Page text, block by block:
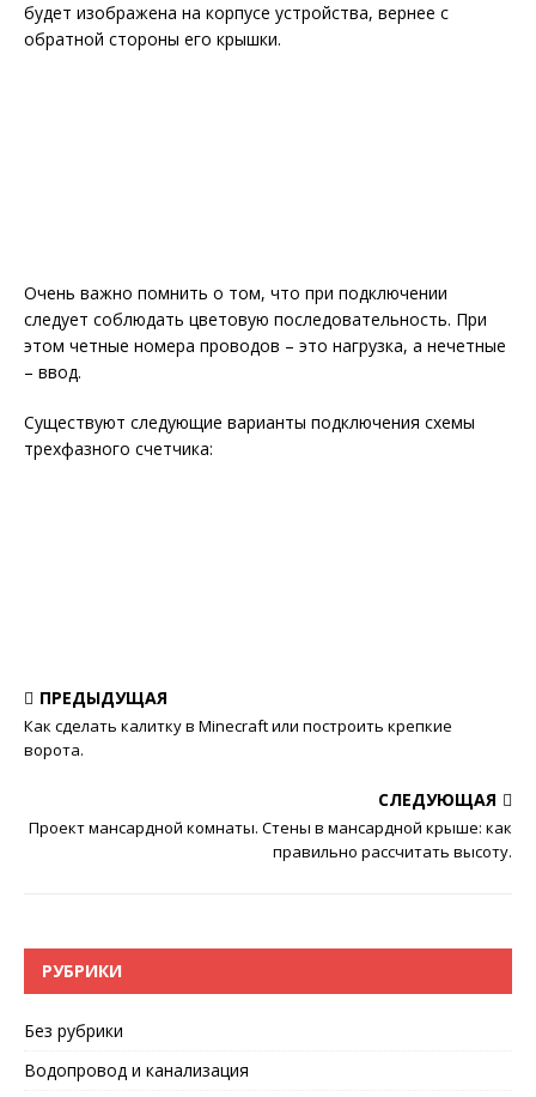
будет изображена на корпусе устройства, вернее с
обратной стороны его крышки.
Очень важно помнить о том, что при подключении
следует соблюдать цветовую последовательность. При
этом четные номера проводов – это нагрузка, а нечетные
– ввод.
Существуют следующие варианты подключения схемы
трехфазного счетчика:
ПРЕДЫДУЩАЯ
Как сделать калитку в Minecraft или построить крепкие
ворота.
СЛЕДУЮЩАЯ
Проект мансардной комнаты. Стены в мансардной крыше: как
правильно рассчитать высоту.
РУБРИКИ
Без рубрики
Водопровод и канализация